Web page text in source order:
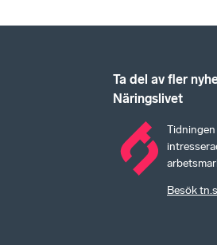
Ta del av fler
Näringslivet
Besök